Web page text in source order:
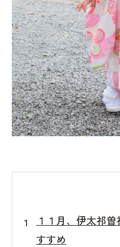
１１月、伊太祁
すすめ